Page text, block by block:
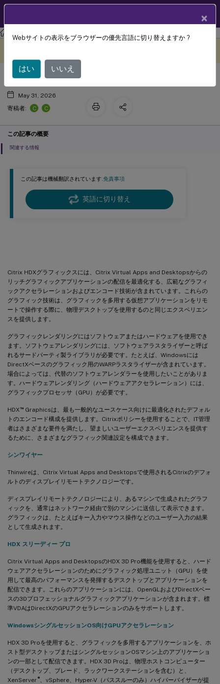
Citrix Virtual Apps and Desktops 7 2311
この記事は機械翻訳されています.免責事項
英語に切り替え
Citrix HDXグラフィックスには、Citrix Virtual Apps and Desktopsからの
リッチグラフィックアプリケーションの配信を最適化する、広範なグラフィ
ックアクセラレーションおよびエンコード技術が含まれています。これらの
グラフィック技術は、グラフィックを多用する仮想アプリケーションをリモ
ートで操作する際に、物理デスクトップを使用するのと同じエクスペリエン
スを提供します。
グラフィックレンダリングにはソフトウェアまたはハードウェアを使用でき
ます。ソフトウェアレンダリングには、ソフトウェアラスタライザーと呼ば
れるサードパーティ製ライブラリが必要です。たとえば、Windowsには
DirectXベースのグラフィック用のWARPラスタライザーが含まれています。
場合によっては、代替のソフトウェアレンダラーを使用したいことがありま
す。ハードウェアレンダリング（ハードウェアアクセラレーション）には、
グラフィックプロセッサ（GPU）が必要です。
HDX ™Graphicsは、最も一般的なユースケース向けに最適化されたデフォル
トのエンコード構成を提供します。Citrixポリシーを使用することで、IT管理
者はさまざまな要件を満たし、望ましいユーザーエクスペリエンスを提供す
るために、さまざまなグラフィック関連設定を構成できます。
シンワイヤー
Thinwireは、Citrix Virtual Apps and Desktopsで使用されるCitrixのデフォ
ルトのディスプレイリモートテクノロジーです。
ディスプレイリモートテクノロジーにより、あるマシンで生成されたグラフ
ィックを、通常はネットワーク経由で別のマシンに送信して表示できます。
グラフィックは、たとえばキー入力やマウス操作などのユーザー入力の結果
として生成されます。
HDX スリーディー プロ
Citrix Virtual Apps and DesktopsのHDX 3D Pro機能を使用すると、ハード
ウェアアクセラレーションのためにグラフィック処理ユニット（GPU）を使
用して最高のパフォーマンスを発揮するデスクトップとアプリケーションを
配信できます。これらのアプリケーションには、OpenGLおよびDirectXベー
スの3Dプロフェッショナルグラフィックアプリケーションが含まれます。標
準VDAはDirectXのGPUアクセラレーションのみをサポートします。
WindowsシングルセッションOS向けGPUアクセラレーション
HDX 3D Proを使用すると、グラフィックを多用するアプリケーションを、ホ
スト型デスクトップまたはシングルセッションOSマシン上のアプリケーショ
ンの一部として配信できます。HDX 3D Proは、物理ホストコンピューター
（デスクトップ、ブレード、ラックワークステーションを含む）と、
XenServer ®、vSphere、Hyper-V（パススルーのみ）ハイパーバイザーが提
グラフィックス
May 31, 2026
寄稿者:
C C
この記事の概要
関連する情報
×
Webサイトの表示をブラウザーの優先言語に切り替えますか ?
はい いいえ